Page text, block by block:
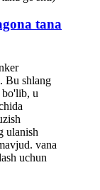
tana
Bu shlang
bo'lib, u
ulanish
vana
uchun